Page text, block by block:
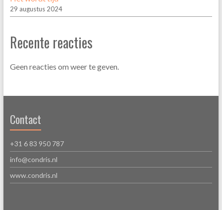
29 augustus 2024
Recente reacties
Geen reacties om weer te geven.
Contact
+31 6 83 950 787
info@condris.nl
www.condris.nl